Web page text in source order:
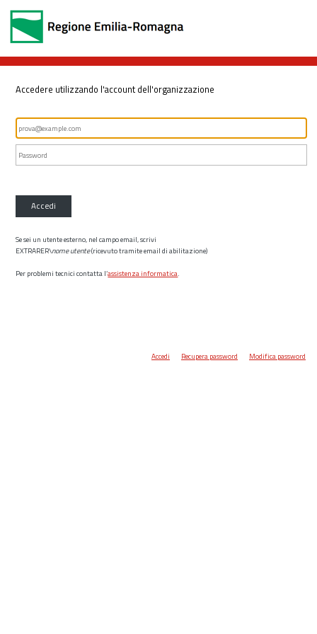
Accedere utilizzando l'account dell'organizzazione
Accedi
Se sei un utente esterno, nel campo email, scrivi
EXTRARER\nome utente(ricevuto tramite email di abilitazione)
Per problemi tecnici contatta l’assistenza informatica.
Accedi Recupera password Modifica password